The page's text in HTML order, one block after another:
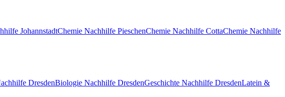
JohannstadtChemie Nachhilfe PieschenChemie Nachhilfe CottaChemie Nachhilfe
DresdenBiologie Nachhilfe DresdenGeschichte Nachhilfe DresdenLatein &